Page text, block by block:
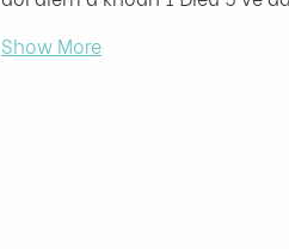
Show More